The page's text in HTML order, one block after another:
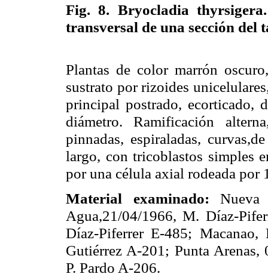
Fig. 8. Bryocladia
transversal de una sección del
Plantas de color marrón
sustrato por rizoides
principal postrado, ecorticado,
diámetro. Ramificación
pinnadas, espiraladas,
largo, con tricoblastos simples
por una célula axial rodeada por
Material examinado:
Agua,21/04/1966, M. Díaz-
Díaz-Piferrer E-485;
Gutiérrez A-201; Punta
P. Pardo A-206.